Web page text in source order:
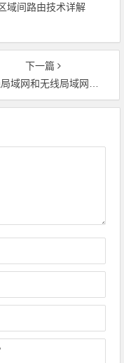
域间路由技术详解
下一篇
网和无线局域网有什么区别？